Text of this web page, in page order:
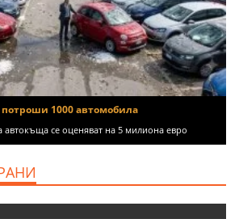
1000 автомобила
автокъща се оценяват на 5 милиона евро